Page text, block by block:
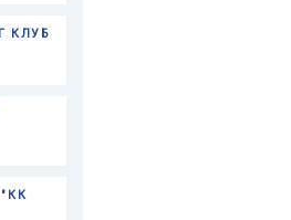
КЛУБ
"КК